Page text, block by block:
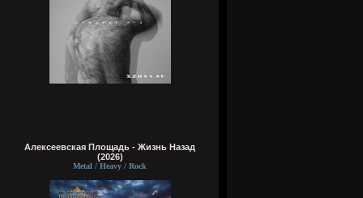
Алексеевская Площадь - Жизнь Назад
(2026)
Metal / Heavy / Rock